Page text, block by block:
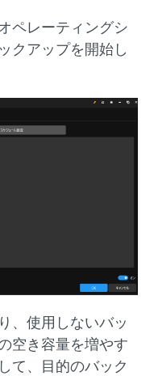
ペレーティングシ
クアップを開始し
、使用しないバッ
空き容量を増やす
て、目的のバック